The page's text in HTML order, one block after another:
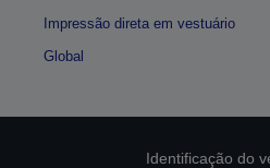
Impressão direta em vestuário
Global
Identificação do